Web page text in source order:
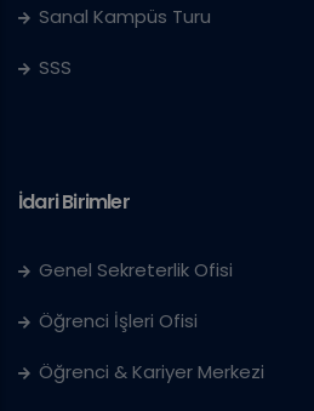
Sanal Kampüs Turu
SSS
İdari Birimler
Genel Sekreterlik Ofisi
Öğrenci İşleri Ofisi
Öğrenci & Kariyer Merkezi